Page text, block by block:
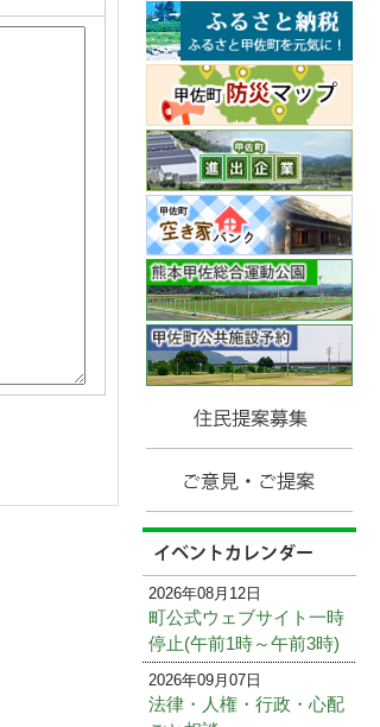
2026年08月12日
町公式ウェブサイト一時
停止(午前1時～午前3時)
2026年09月07日
法律・人権・行政・心配